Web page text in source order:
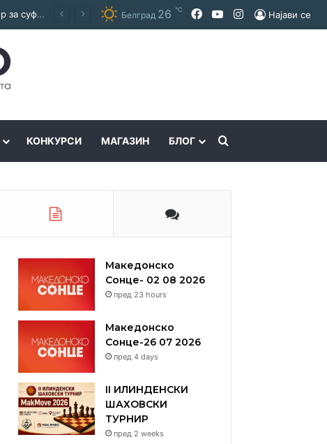
Покраинска поддршка за работата на Македонскиот национален совет: потпишан договор за суфинансирање на активностите Белград 26 ℃ Facebook
YouTubeInstagram
Најави се
КОНКУРСИ МАГАЗИН БЛОГ
Македонско
Сонце- 02 08 2026
пред 23 hours
Македонско
Сонце-26 07 2026
пред 4 days
II ИЛИНДЕНСКИ
ШАХОВСКИ
ТУРНИР
пред 2 weeks